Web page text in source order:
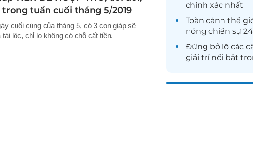
trong tuần cuối tháng 5/2019
cuối cùng của tháng 5, có 3 con giáp sẽ
lộc, chỉ lo không có chỗ cất tiền.
chính xác nhất
Toàn cảnh thế
nóng chiến sự
Đừng bỏ lỡ các
giải trínổi bật